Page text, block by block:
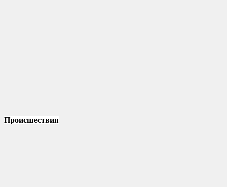
Происшествия